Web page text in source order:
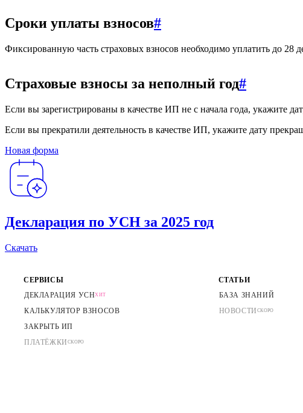
Сроки уплаты взносов#
Фиксированную часть страховых взносов необходимо уплатить до
Страховые взносы за неполный год#
Если вы зарегистрированы в качестве ИП не с начала года, укажите
Если вы прекратили деятельность в качестве ИП, укажите дату
Новая форма
Декларация по УСН за 2025 год
Скачать
СЕРВИСЫ
ДЕКЛАРАЦИЯ УСНХИТ
КАЛЬКУЛЯТОР ВЗНОСОВ
ЗАКРЫТЬ ИП
ПЛАТЁЖКИ СКОРО
СТАТЬИ
БАЗА ЗНАНИЙ
НОВОСТИ СКОРО